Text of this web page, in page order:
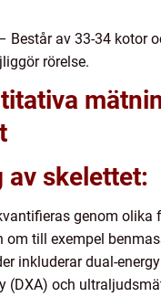
Består av 33-34 kotor
rörelse.
av skelettet:
genom olika
om till exempel
inkluderar dual-
(DXA) och